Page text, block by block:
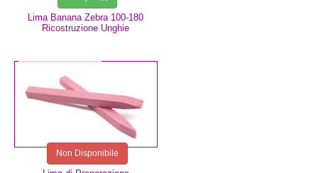
Lima Banana Zebra 100-180
Ricostruzione Unghie
Non Disponibile